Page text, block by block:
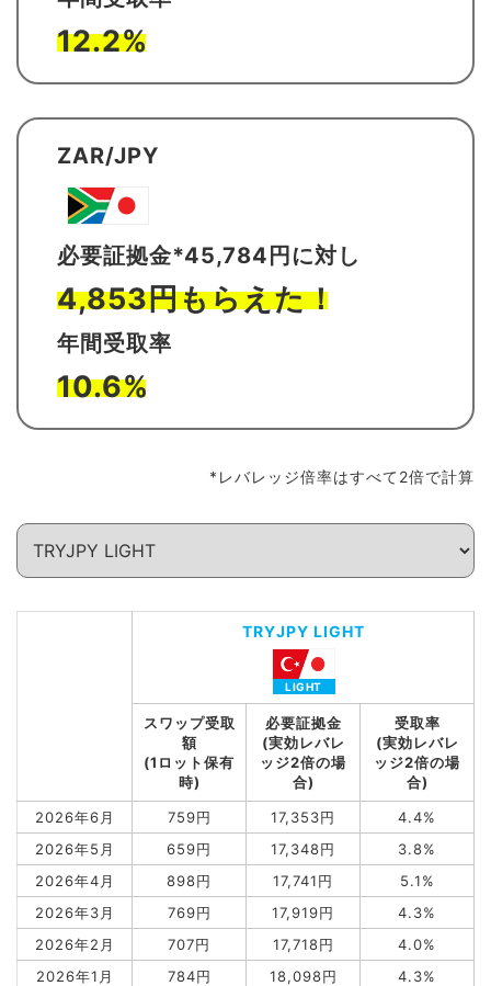
12.2%
ZAR/JPY
必要証拠金*45,784円に対し
4,853円もらえた！
年間受取率
10.6%
*レバレッジ倍率はすべて2倍で計算
TRYJPY LIGHT
スワップ受取
額
(1ロット保有
時)
必要証拠金
(実効レバレ
ッジ2倍の場
合)
受取率
(実効レバレ
ッジ2倍の場
合)
2026年6月
759円 17,353円
4.4%
2026年5月
659円 17,348円
3.8%
2026年4月
898円 17,741円
5.1%
2026年3月
769円 17,919円
4.3%
2026年2月
707円 17,718円
4.0%
2026年1月
784円 18,098円
4.3%